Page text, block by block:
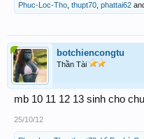
Phuc-Loc-Tho thupt70 phattai62
botchiencongtu
Thần Tài
mb 10 11 12 13 sinh cho
25/10/12